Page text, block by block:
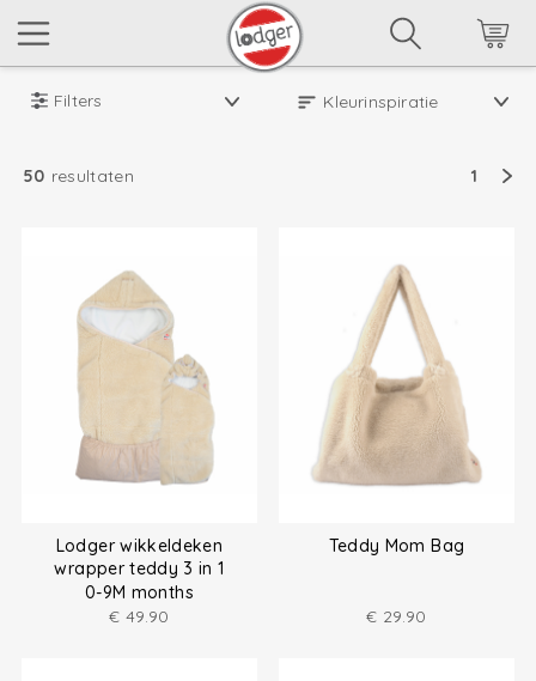
Filters
50 resultaten 1
Lodger wikkeldeken
wrapper teddy 3 in 1
0-9M months
€ 49.90
Teddy Mom Bag
€ 29.90